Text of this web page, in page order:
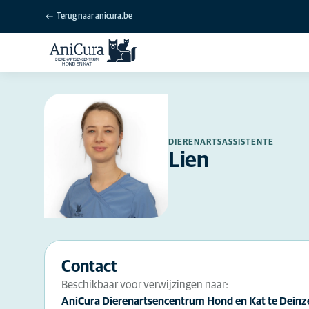
Terug naar anicura.be
DIERENARTSASSISTENTE
Lien
Contact
Beschikbaar voor verwijzingen naar:
AniCura Dierenartsencentrum Hond en Kat te